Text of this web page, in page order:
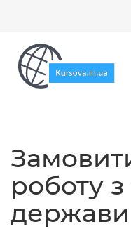
роботу з
держави